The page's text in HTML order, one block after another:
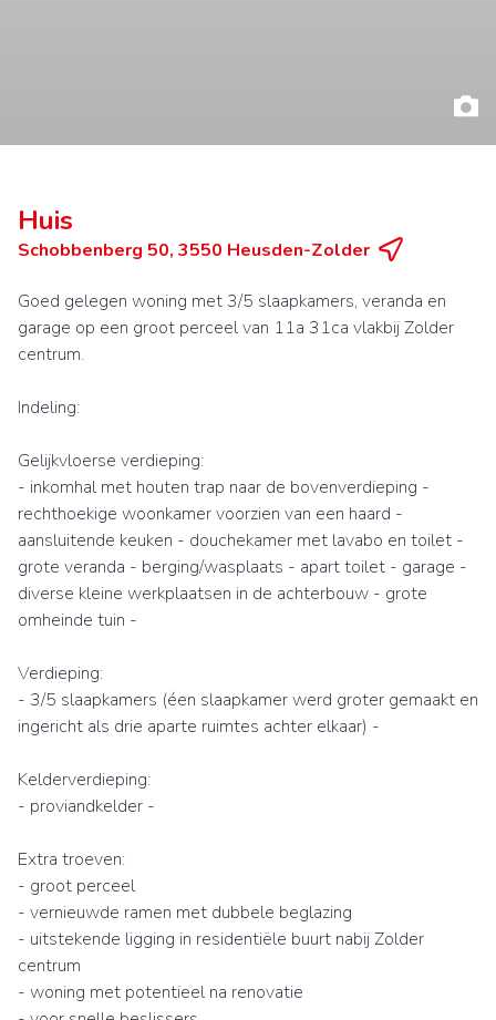
Huis
Schobbenberg 50, 3550 Heusden-Zolder
Goed gelegen woning met 3/5 slaapkamers, veranda en
garage op een groot perceel van 11a 31ca vlakbij Zolder
centrum.
Indeling:
Gelijkvloerse verdieping:
- inkomhal met houten trap naar de bovenverdieping -
rechthoekige woonkamer voorzien van een haard -
aansluitende keuken - douchekamer met lavabo en toilet -
grote veranda - berging/wasplaats - apart toilet - garage -
diverse kleine werkplaatsen in de achterbouw - grote
omheinde tuin -
Verdieping:
- 3/5 slaapkamers (éen slaapkamer werd groter gemaakt en
ingericht als drie aparte ruimtes achter elkaar) -
Kelderverdieping:
- proviandkelder -
Extra troeven:
- groot perceel
- vernieuwde ramen met dubbele beglazing
- uitstekende ligging in residentiële buurt nabij Zolder
centrum
- woning met potentieel na renovatie